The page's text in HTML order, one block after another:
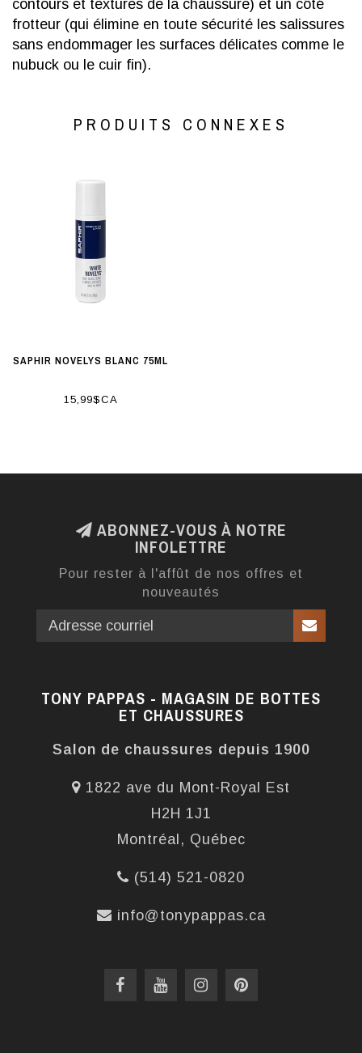
contours et textures de la chaussure) et un côté
frotteur (qui élimine en toute sécurité les salissures
sans endommager les surfaces délicates comme le
nubuck ou le cuir fin).
PRODUITS CONNEXES
SAPHIR NOVELYS BLANC 75ML
15,99$CA
ABONNEZ-VOUS À NOTRE
INFOLETTRE
Pour rester à l'affût de nos offres et
nouveautés
TONY PAPPAS - MAGASIN DE BOTTES
ET CHAUSSURES
Salon de chaussures depuis 1900
1822 ave du Mont-Royal Est
H2H 1J1
Montréal, Québec
(514) 521-0820
info@tonypappas.ca